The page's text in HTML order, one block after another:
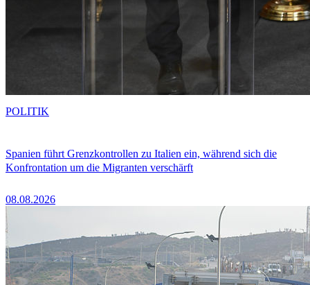
Spanien führt Grenzkontrollen zu Italien ein, während sich die
Konfrontation um die Migranten verschärft
08.08.2026
POLITIK